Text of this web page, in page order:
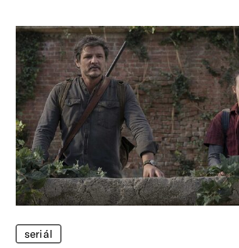
seriál